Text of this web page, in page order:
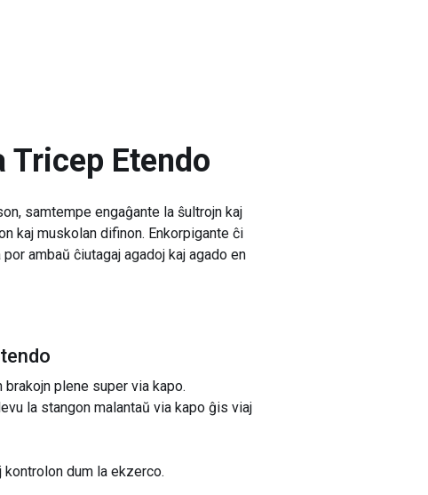
Tricep Etendo
samtempe engaĝante la ŝultrojn kaj
kaj muskolan difinon. Enkorpigante ĉi
ambaŭ ĉiutagaj agadoj kaj agado en
brakojn plene super via kapo.
la stangon malantaŭ via kapo ĝis viaj
dum la ekzerco.